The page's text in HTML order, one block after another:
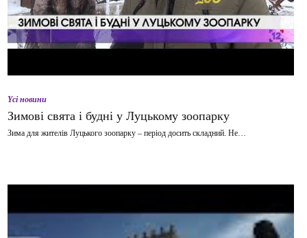
Yсі новини
Зимові свята і будні у Луцькому зоопарку
Зима для жителів Луцького зоопарку – період досить складний. Не…